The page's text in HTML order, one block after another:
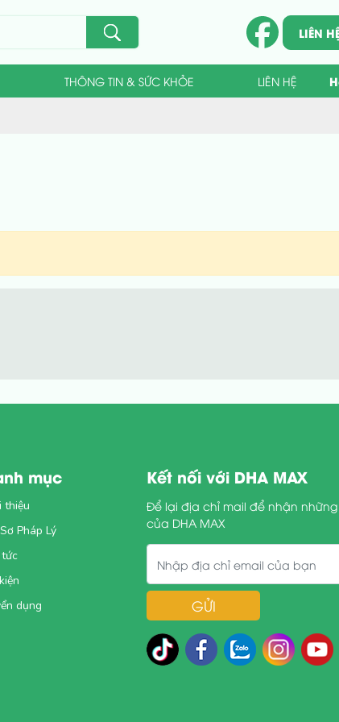
LIÊN
THÔNG TIN & SỨC KHỎE LIÊN HỆ
mục
thiệu
Pháp Lý
dụng
Kết nối với DHA MAX
Để lại địa chỉ mail để nhận
của DHA MAX
GỬI